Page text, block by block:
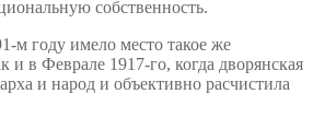
собственность.
м году имело место такое же
и в Феврале 1917-го, когда дворянская
и народ и объективно расчистила